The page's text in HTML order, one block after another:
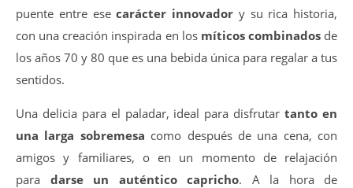
puente entre esecarácter innovador y su rica historia,
con una creación inspirada en los míticos combinados de
los años 70 y 80 que es una bebida única para regalar a tus
sentidos.
Una delicia para el paladar, ideal para disfrutartanto en
una larga sobremesa como después de una cena, con
amigos y familiares, o en un momento de relajación
para darse un auténtico capricho. A la hora de